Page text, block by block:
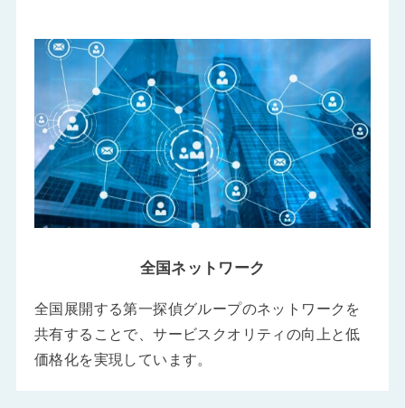
全国ネットワーク
全国展開する第一探偵グループのネットワークを
共有することで、サービスクオリティの向上と低
価格化を実現しています。